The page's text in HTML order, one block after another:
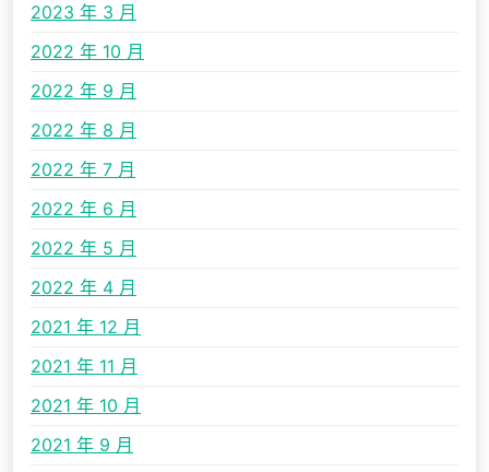
2023 年 3 月
2022 年 10 月
2022 年 9 月
2022 年 8 月
2022 年 7 月
2022 年 6 月
2022 年 5 月
2022 年 4 月
2021 年 12 月
2021 年 11 月
2021 年 10 月
2021 年 9 月